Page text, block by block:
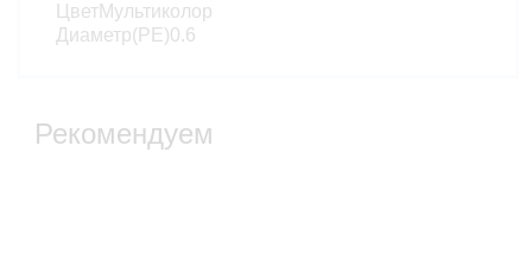
ЦветМультиколор
Диаметр(PE)0.6
Рекомендуем